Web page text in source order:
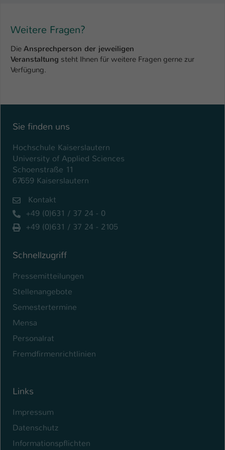
Weitere Fragen?
Die Ansprechperson der jeweiligen
Veranstaltung steht Ihnen für weitere Fragen gerne zur
Verfügung.
Sie finden uns
Hochschule Kaiserslautern
University of Applied Sciences
Schoenstraße 11
67659 Kaiserslautern
Kontakt
+49 (0)631 / 37 24 - 0
+49 (0)631 / 37 24 - 2105
Schnellzugriff
Pressemitteilungen
Stellenangebote
Semestertermine
Mensa
Personalrat
Fremdfirmenrichtlinien
Links
Impressum
Datenschutz
Informationspflichten
Laufzeit 1 Tag
angemeldet ist und Rechte besitzt diese